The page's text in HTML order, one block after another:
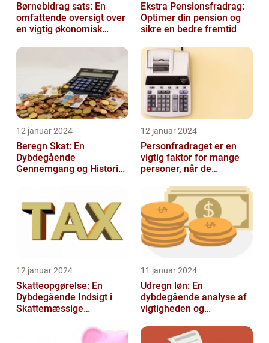
Børnebidrag sats: En
omfattende oversigt over
en vigtig økonomisk
Ekstra Pensionsfradrag:
Optimer din pension og
sikre en bedre fremtid
12 januar 2024
Beregn Skat: En
Dybdegående
Gennemgang og Historisk
12 januar 2024
Personfradraget er en
vigtig faktor for mange
personer, når de
til Skattem...
12 januar 2024
Skatteopgørelse: En
Dybdegående Indsigt i
Skattemæssige
11 januar 2024
Udregn løn: En
dybdegående analyse af
vigtigheden og
lønudregninger